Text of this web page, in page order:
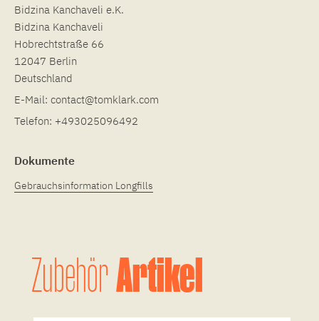
Bidzina Kanchaveli e.K.
Bidzina Kanchaveli
Hobrechtstraße 66
12047 Berlin
Deutschland
E-Mail: contact@tomklark.com
Telefon: +493025096492
Dokumente
Gebrauchsinformation Longfills
ZubehörArtikel